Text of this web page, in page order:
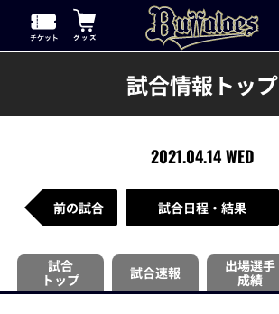
試合情報トップ
2021.04.14 WED
前の試合 試合日程・結果
試合
トップ
試合速報
出場選手
成績